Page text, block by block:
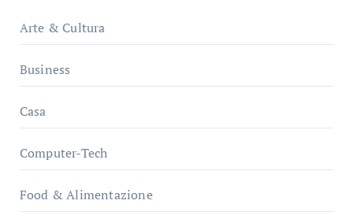
Arte & Cultura
Business
Casa
Computer-Tech
Food & Alimentazione